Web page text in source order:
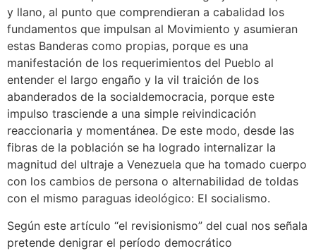
y llano, al punto que comprendieran a cabalidad los
fundamentos que impulsan al Movimiento y asumieran
estas Banderas como propias, porque es una
manifestación de los requerimientos del Pueblo al
entender el largo engaño y la vil traición de los
abanderados de la socialdemocracia, porque este
impulso trasciende a una simple reivindicación
reaccionaria y momentánea. De este modo, desde las
fibras de la población se ha logrado internalizar la
magnitud del ultraje a Venezuela que ha tomado cuerpo
con los cambios de persona o alternabilidad de toldas
con el mismo paraguas ideológico: El socialismo.
Según este artículo “el revisionismo” del cual nos señala
pretende denigrar el período democrático